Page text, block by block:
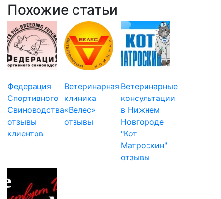
Похожие статьи
Федерация
Спортивного
Свиноводства
отзывы
клиентов
Ветеринарная
клиника
«Велес»
отзывы
Ветеринарные
консультации
в Нижнем
Новгороде
"Кот
Матроскин"
отзывы